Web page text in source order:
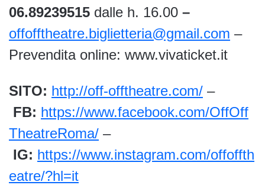
06.89239515 dalle h. 16.00 –
offofftheatre.biglietteria@gmail.com –
Prevendita online: www.vivaticket.it
SITO: http://off-offtheatre.com/ –
FB: https://www.facebook.com/OffOff
TheatreRoma/ –
IG: https://www.instagram.com/offoffth
eatre/?hl=it